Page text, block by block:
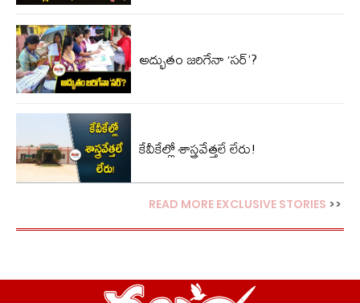
అద్భుతం జరిగేనా ‘సర్’?
కేవీకేల్లో శాస్త్రవేత్తలే లేరు!
READ MORE EXCLUSIVE STORIES >>